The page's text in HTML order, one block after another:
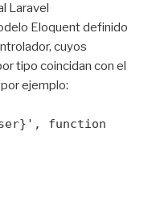
Laravel
Eloquent definido
cuyos
tipo coincidan con el
ejemplo:
function